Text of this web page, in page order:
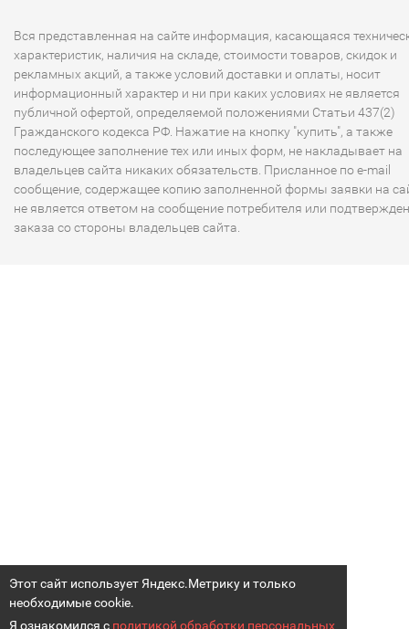
Этот сайт использует Яндекс.Метрику и только
необходимые cookie.
Я ознакомился с политикой обработки персональных
Вся представленная на сайте информация, касающаяся
характеристик, наличия на складе, стоимости товаров, скидок и
рекламных акций, а также условий доставки и оплаты, носит
информационный характер и ни при каких условиях не является
публичной офертой, определяемой положениями Статьи 437(2)
Гражданского кодекса РФ. Нажатие на кнопку "купить", а также
последующее заполнение тех или иных форм, не накладывает на
владельцев сайта никаких обязательств. Присланное по e-mail
сообщение, содержащее копию заполненной формы заявки на
не является ответом на сообщение потребителя или
заказа со стороны владельцев сайта.